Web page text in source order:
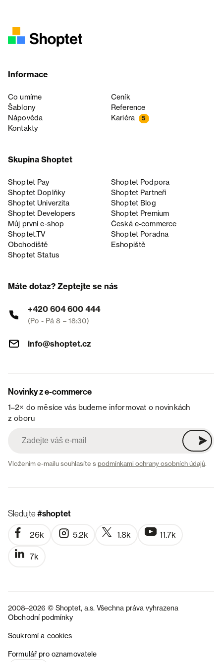
Informace
Co umíme
Ceník
Šablony
Reference
Nápověda
Kariéra 5
Kontakty
Skupina Shoptet
Shoptet Pay
Shoptet Podpora
Shoptet Doplňky
Shoptet Partneři
Shoptet Univerzita
Shoptet Blog
Shoptet Developers
Shoptet Premium
Můj první e-shop
Česká e‑commerce
Shoptet.TV
Shoptet Poradna
Obchodiště
Eshopiště
Shoptet Status
Máte dotaz? Zeptejte se nás
+420 604 600 444
(Po - Pá 8 – 18:30)
info@shoptet.cz
Novinky z e-commerce
1–2× do měsíce vás budeme informovat o novinkách
z oboru
Vložením e-mailu souhlasíte spodmínkami ochrany osobních údajů.
Sledujte#shoptet
26k 5.2k 1.8k 11.7k
7k
2008–2026 © Shoptet, a.s. Všechna práva vyhrazena
Obchodní podmínky
Soukromí a cookies
Formulář pro oznamovatele